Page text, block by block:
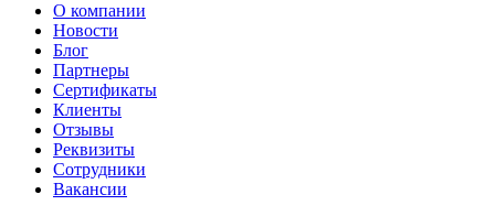
О компании
Новости
Блог
Партнеры
Сертификаты
Клиенты
Отзывы
Реквизиты
Сотрудники
Вакансии